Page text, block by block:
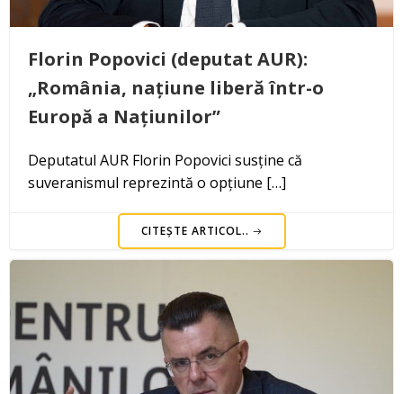
Florin Popovici (deputat AUR):
„România, națiune liberă într-o
Europă a Națiunilor”
Deputatul AUR Florin Popovici susține că
suveranismul reprezintă o opțiune […]
CITEȘTE ARTICOL..